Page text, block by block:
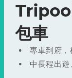
包車
專車到府，
中長程出